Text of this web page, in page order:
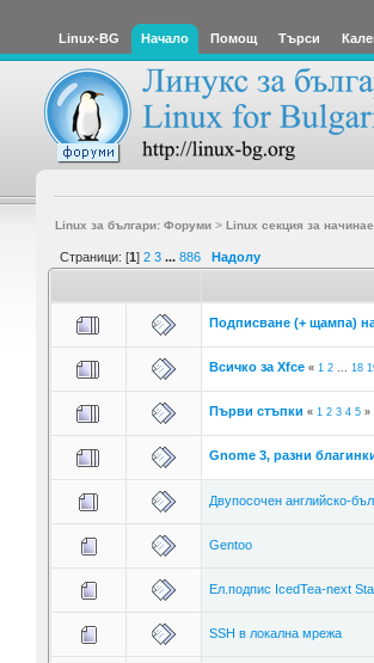
Linux-BG Начало Помощ Търси
Linux за българи: Форуми> Linux секция за
Страници: [1] 2 3 ... 886 Надолу
Подписване (+ щампа)
Всичко за Xfce « 1 2... 18
Първи стъпки « 1 2 3 4 5»
Gnome 3, разни
Двупосочен английско-
Gentoo
Ел.подпис IcedTea-next
SSH в локална мрежа